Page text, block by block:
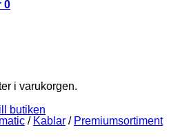
0
i varukorgen.
butiken
/ Kablar / Premiumsortiment